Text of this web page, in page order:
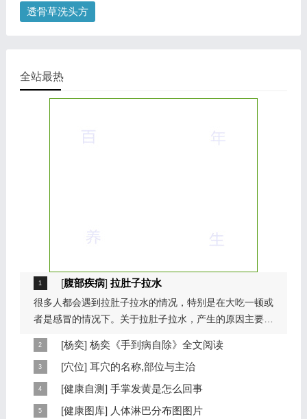
透骨草洗头方
全站最热
[腹部疾病] 拉肚子拉水
很多人都会遇到拉肚子拉水的情况，特别是在大吃一顿或
者是感冒的情况下。关于拉肚子拉水，产生的原因主要是
[杨奕] 杨奕《手到病自除》全文阅读
本页提供杨奕手到病自除全文阅读。包括完整目录、共计
6大章，66个小节的详细内容。涉及到全身的各个反射
区，以及自然疗法、反射区疗法、食疗等。另外...
[穴位] 耳穴的名称,部位与主治
耳穴在耳郭的分布有一定规律，耳穴在耳郭的分布犹如一
个倒置在子宫内的胎儿，头部朝下，臀部朝上。其分布的
[健康自测] 手掌发黄是怎么回事
手掌发黄，一般是血管内血液不充盈或是皮肤营养不良的
[健康图库] 人体淋巴分布图图片